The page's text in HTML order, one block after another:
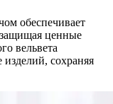
обеспечивает
ценные
вельвета
сохраняя